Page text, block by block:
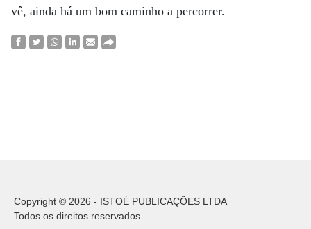
vê, ainda há um bom caminho a percorrer.
Copyright © 2026 - ISTOÉ PUBLICAÇÕES LTDA
Todos os direitos reservados.